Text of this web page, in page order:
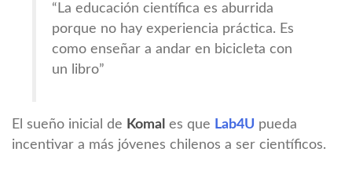
“La educación científica es aburrida
porque no hay experiencia práctica. Es
como enseñar a andar en bicicleta con
un libro”
El sueño inicial de Komal es que Lab4U pueda
incentivar a más jóvenes chilenos a ser científicos.